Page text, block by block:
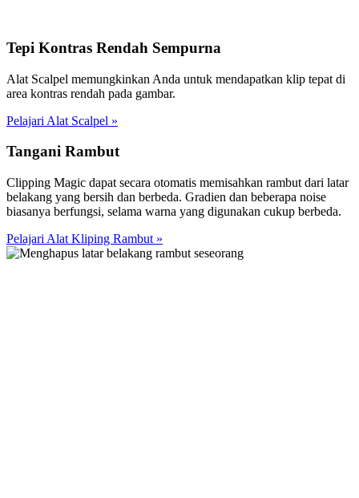
Tepi Kontras Rendah Sempurna
Alat Scalpel memungkinkan Anda untuk mendapatkan klip tepat di
area kontras rendah pada gambar.
Pelajari Alat Scalpel »
Tangani Rambut
Clipping Magic dapat secara otomatis memisahkan rambut dari latar
belakang yang bersih dan berbeda. Gradien dan beberapa noise
biasanya berfungsi, selama warna yang digunakan cukup berbeda.
Pelajari Alat Kliping Rambut »